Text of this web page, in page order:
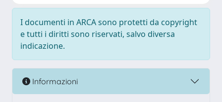
I documenti in ARCA sono protetti da copyright
e tutti i diritti sono riservati, salvo diversa
indicazione.
Informazioni